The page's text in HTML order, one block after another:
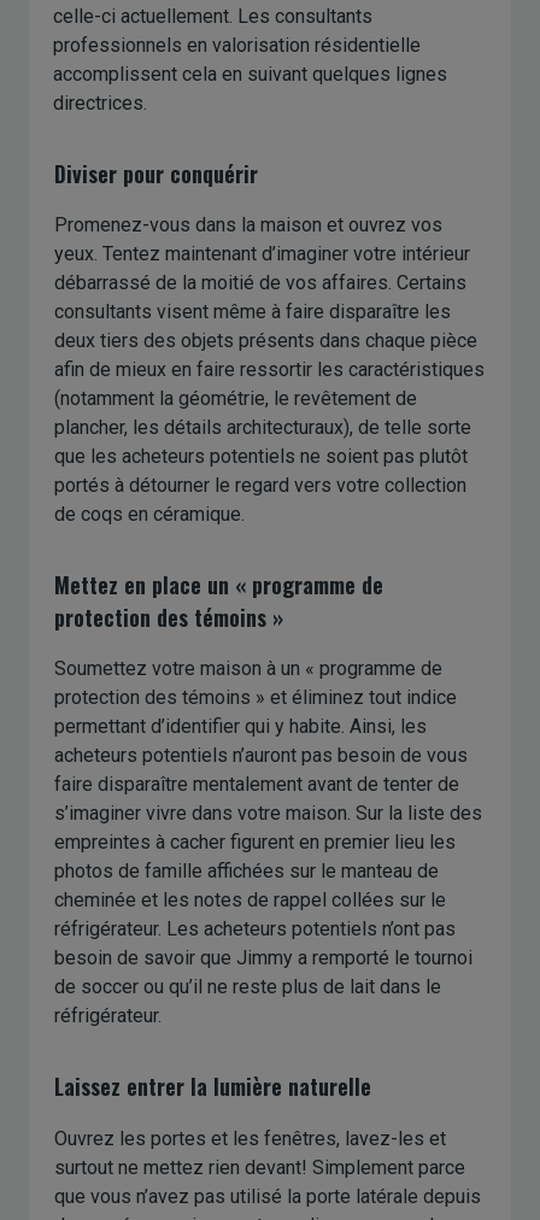
celle-ci actuellement. Les consultants
professionnels en valorisation résidentielle
accomplissent cela en suivant quelques lignes
directrices.
Diviser pour conquérir
Promenez-vous dans la maison et ouvrez vos
yeux. Tentez maintenant d’imaginer votre intérieur
débarrassé de la moitié de vos affaires. Certains
consultants visent même à faire disparaître les
deux tiers des objets présents dans chaque pièce
afin de mieux en faire ressortir les caractéristiques
(notamment la géométrie, le revêtement de
plancher, les détails architecturaux), de telle sorte
que les acheteurs potentiels ne soient pas plutôt
portés à détourner le regard vers votre collection
de coqs en céramique.
Mettez en place un « programme de
protection des témoins »
Soumettez votre maison à un « programme de
protection des témoins » et éliminez tout indice
permettant d’identifier qui y habite. Ainsi, les
acheteurs potentiels n’auront pas besoin de vous
faire disparaître mentalement avant de tenter de
s’imaginer vivre dans votre maison. Sur la liste des
empreintes à cacher figurent en premier lieu les
photos de famille affichées sur le manteau de
cheminée et les notes de rappel collées sur le
réfrigérateur. Les acheteurs potentiels n’ont pas
besoin de savoir que Jimmy a remporté le tournoi
de soccer ou qu’il ne reste plus de lait dans le
réfrigérateur.
Laissez entrer la lumière naturelle
Ouvrez les portes et les fenêtres, lavez-les et
surtout ne mettez rien devant! Simplement parce
que vous n’avez pas utilisé la porte latérale depuis